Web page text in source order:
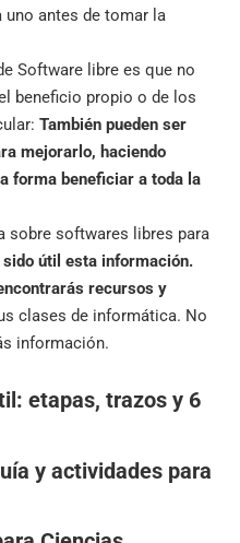
antes de tomar la
Software libre es que no
beneficio propio o de los
También pueden ser
mejorarlo, haciendo
forma beneficiar a toda la
sobre softwares libres para
útil esta información.
recursos y
clases de informática. No
información.
etapas, trazos y 6
y actividades para